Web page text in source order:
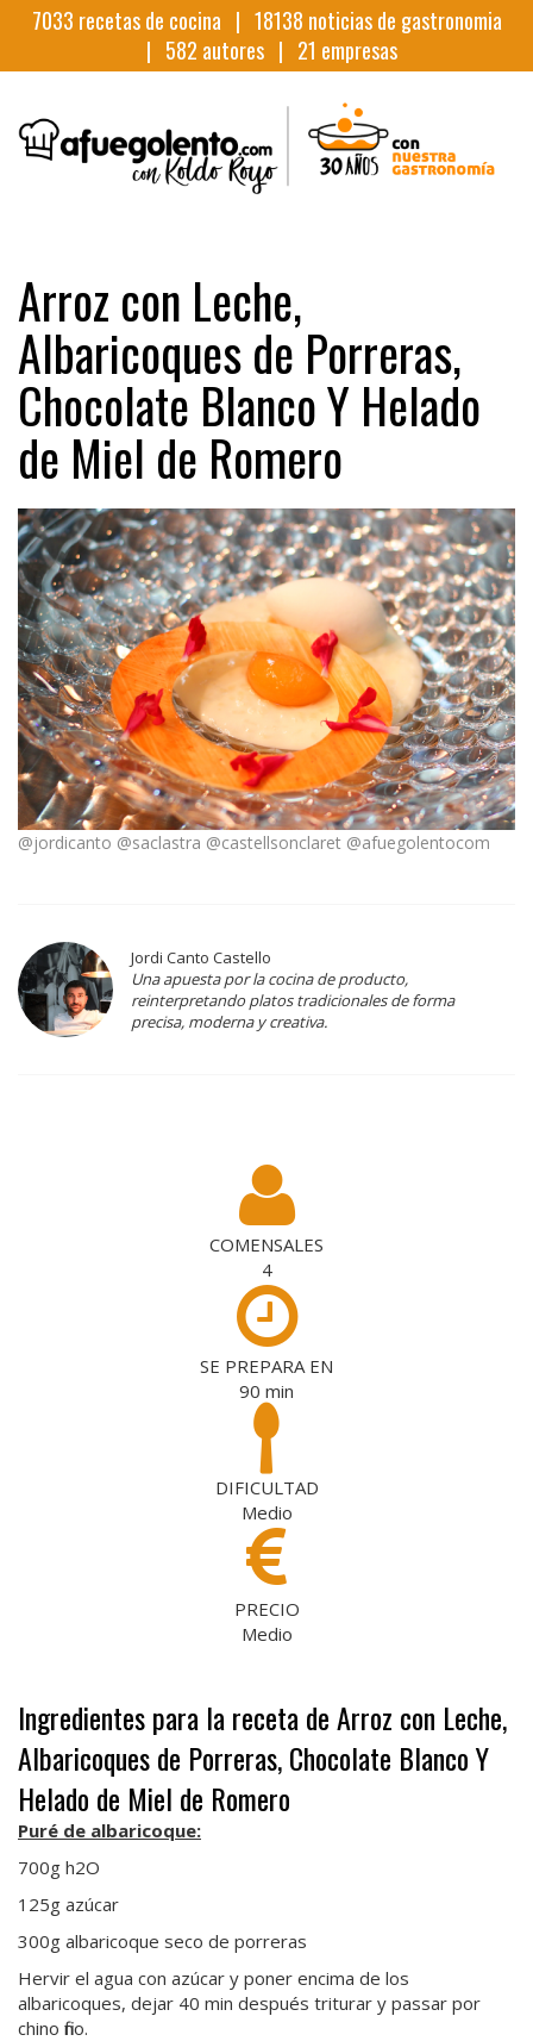
7033 recetas de cocina | 18138 noticias de gastronomia
| 582 autores | 21 empresas
Arroz con Leche,
Albaricoques de Porreras,
Chocolate Blanco Y Helado
de Miel de Romero
@jordicanto @saclastra @castellsonclaret @afuegolentocom
Jordi Canto Castello
Una apuesta por la cocina de producto,
reinterpretando platos tradicionales de forma
precisa, moderna y creativa.
COMENSALES
4
SE PREPARA EN
90 min
DIFICULTAD
Medio
PRECIO
Medio
Ingredientes para la receta de Arroz con Leche,
Albaricoques de Porreras, Chocolate Blanco Y
Helado de Miel de Romero
Puré de albaricoque:
700g h2O
125g azúcar
300g albaricoque seco de porreras
Hervir el agua con azúcar y poner encima de los
albaricoques, dejar 40 min después triturar y passar por
chino fino.